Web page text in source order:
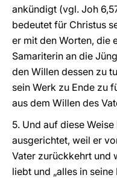
ankündigt (vgl. Joh
bedeutet für Christus
er mit den Worten, die
Samariterin an die
den Willen dessen zu
sein Werk zu Ende zu
aus dem Willen des
5. Und auf diese
ausgerichtet, weil er
Vater zurückkehrt und
liebt und „alles in